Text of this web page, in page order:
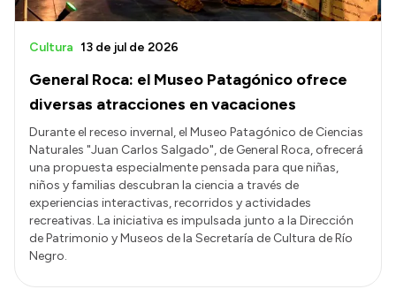
General Roca: el Museo Patagónico ofrece
diversas atracciones en vacaciones
Cultura 13 de jul de 2026
Durante el receso invernal, el Museo Patagónico de Ciencias
Naturales "Juan Carlos Salgado", de General Roca, ofrecerá
una propuesta especialmente pensada para que niñas,
niños y familias descubran la ciencia a través de
experiencias interactivas, recorridos y actividades
recreativas. La iniciativa es impulsada junto a la Dirección
de Patrimonio y Museos de la Secretaría de Cultura de Río
Negro.